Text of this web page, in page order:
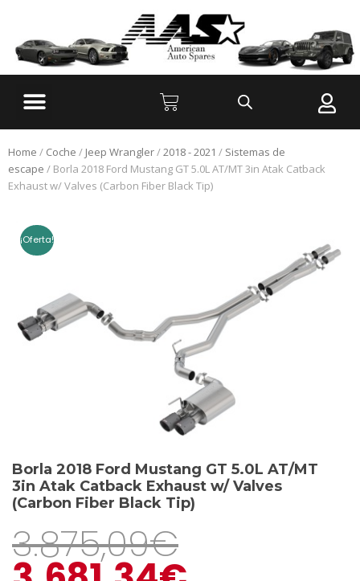
Home / Coche / Jeep Wrangler/2018 - 2021 / Sistemas de
escape / Borla 2018 Ford Mustang GT 5.0L AT/MT 3in Atak Catback
Exhaust w/ Valves (Carbon Fiber Black Tip)
¡Oferta!
Borla 2018 Ford Mustang GT 5.0L AT/MT
3in Atak Catback Exhaust w/ Valves
(Carbon Fiber Black Tip)
3.875,09€